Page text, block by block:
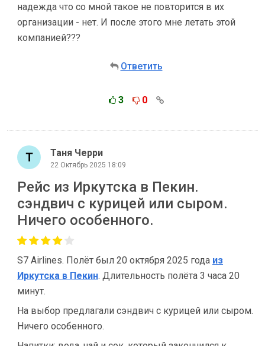
надежда что со мной такое не повторится в их
организации - нет. И после этого мне летать этой
компанией???
Ответить
3 0
Таня Черри
22 Октябрь 2025 18:09
Рейс из Иркутска в Пекин.
сэндвич с курицей или сыром.
Ничего особенного.
S7 Airlines. Полёт был 20 октября 2025 года из
Иркутска в Пекин. Длительность полёта 3 часа 20
минут.
На выбор предлагали сэндвич с курицей или сыром.
Ничего особенного.